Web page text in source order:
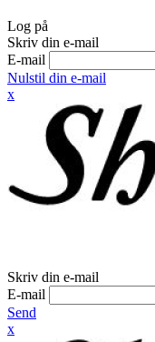
Log på
Skriv din e-mail
E-mail
Nulstil din e-mail
x
Skriv din e-mail
E-mail
Send
x